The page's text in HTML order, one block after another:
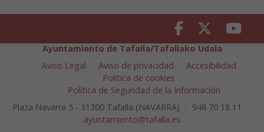
Facebook Twitter
Ayuntamiento de Tafalla/Tafallako Udala
Aviso Legal
Aviso de privacidad
Accesibilidad
Política de cookies
Política de Seguridad de la Información
Plaza Navarra 5 - 31300 Tafalla (NAVARRA)
948 70 18 11
ayuntamiento@tafalla.es